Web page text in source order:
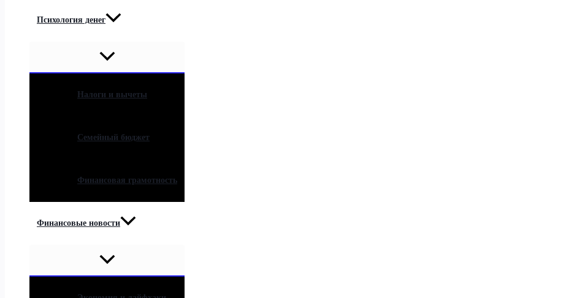
Психология денег
Налоги и вычеты
Семейный бюджет
Финансовая грамотность
Финансовые новости